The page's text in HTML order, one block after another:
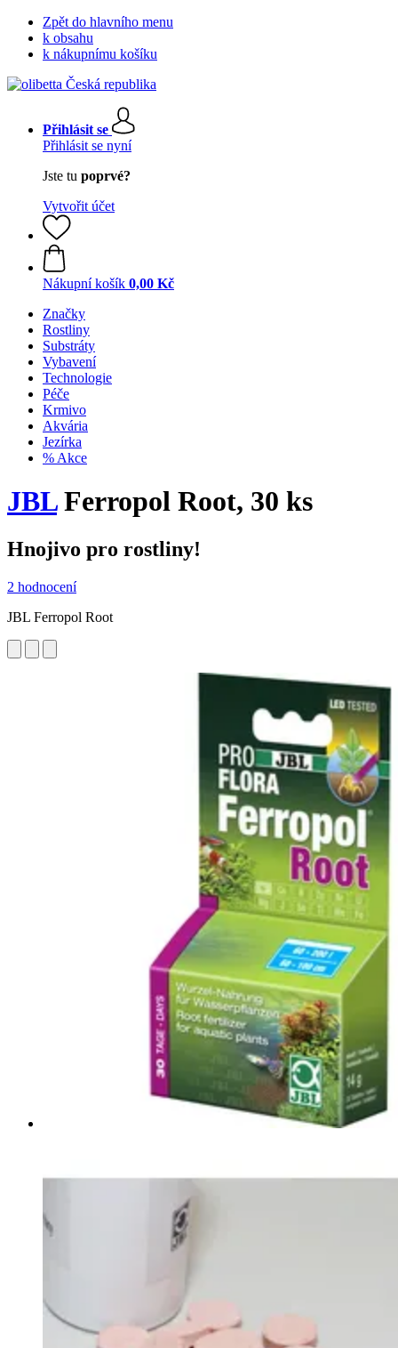
Zpět do hlavního menu
k obsahu
k nákupnímu košíku
Přihlásit se
Přihlásit se nyní
Jste tu poprvé?
Vytvořit účet
Nákupní košík 0,00 Kč
Značky
Rostliny
Substráty
Vybavení
Technologie
Péče
Krmivo
Akvária
Jezírka
% Akce
JBLFerropol Root, 30 ks
Hnojivo pro rostliny!
2 hodnocení
JBL Ferropol Root